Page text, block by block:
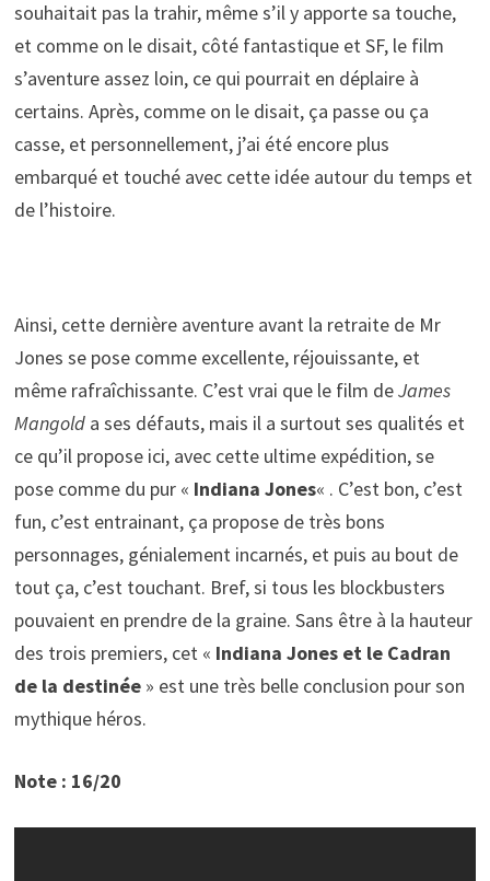
souhaitait pas la trahir, même s’il y apporte sa touche,
et comme on le disait, côté fantastique et SF, le film
s’aventure assez loin, ce qui pourrait en déplaire à
certains. Après, comme on le disait, ça passe ou ça
casse, et personnellement, j’ai été encore plus
embarqué et touché avec cette idée autour du temps et
de l’histoire.
Ainsi, cette dernière aventure avant la retraite de Mr
Jones se pose comme excellente, réjouissante, et
même rafraîchissante. C’est vrai que le film deJames
Mangolda ses défauts, mais il a surtout ses qualités et
ce qu’il propose ici, avec cette ultime expédition, se
pose comme du pur « Indiana Jones« . C’est bon, c’est
fun, c’est entrainant, ça propose de très bons
personnages, génialement incarnés, et puis au bout de
tout ça, c’est touchant. Bref, si tous les blockbusters
pouvaient en prendre de la graine. Sans être à la hauteur
des trois premiers, cet « Indiana Jones et le Cadran
de la destinée» est une très belle conclusion pour son
mythique héros.
Note : 16/20